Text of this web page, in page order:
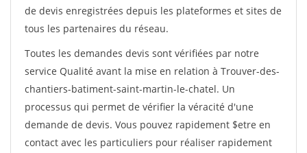
de devis enregistrées depuis les plateformes et sites de
tous les partenaires du réseau.
Toutes les demandes devis sont vérifiées par notre
service Qualité avant la mise en relation à Trouver-des-
chantiers-batiment-saint-martin-le-chatel. Un
processus qui permet de vérifier la véracité d'une
demande de devis. Vous pouvez rapidement $etre en
contact avec les particuliers pour réaliser rapidement